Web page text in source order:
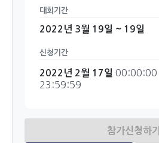
대회기간
2022년 3월 19일 ~ 19일
신청기간
2022년 2월 17일 00:00:00
23:59:59